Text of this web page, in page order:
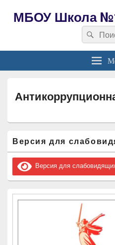
МБОУ Школа
Search
for:
основной
боковой
панели
Версия для
Версия для